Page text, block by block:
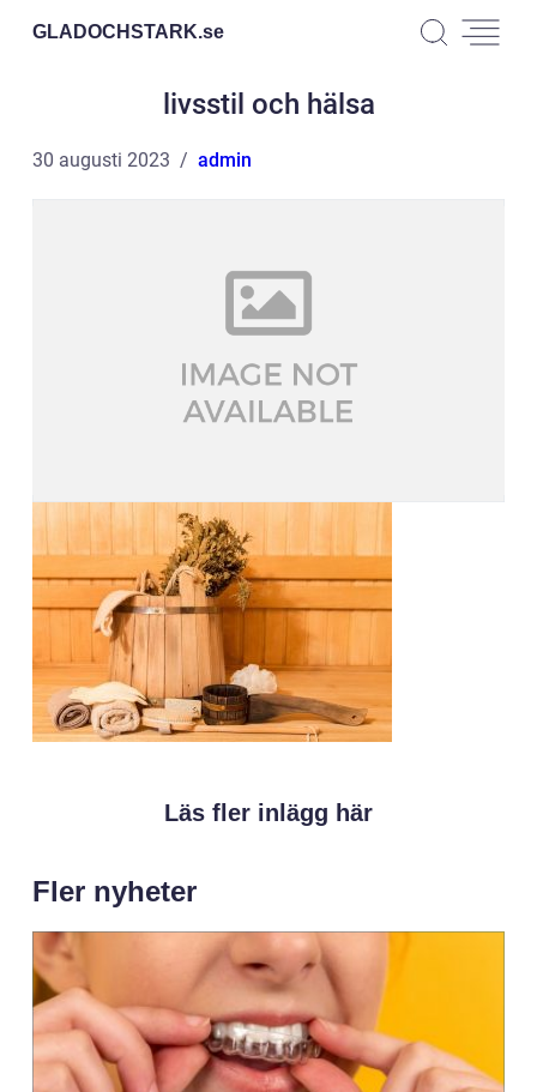
GLADOCHSTARK.se
livsstil och hälsa
30 augusti 2023 admin
Läs fler inlägg här
Fler nyheter